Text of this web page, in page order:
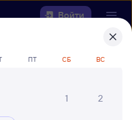
Войти
найтиж/д
—
ПТ СБ ВС
1
2